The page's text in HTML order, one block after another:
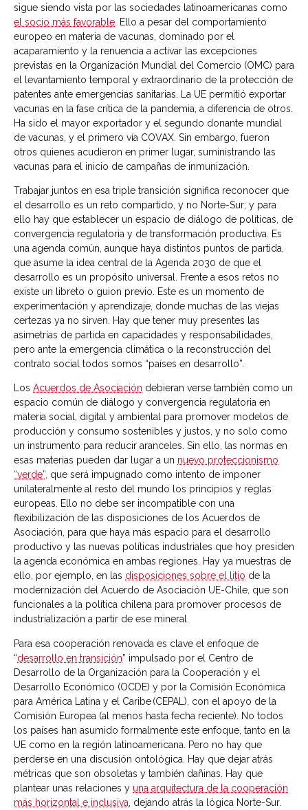
sigue siendo vista por las sociedades latinoamericanas como
el socio más favorable . Ello a pesar del comportamiento
europeo en materia de vacunas, dominado por el
acaparamiento y la renuencia a activar las excepciones
previstas en la Organización Mundial del Comercio (OMC) para
el levantamiento temporal y extraordinario de la protección de
patentes ante emergencias sanitarias. La UE permitió exportar
vacunas en la fase crítica de la pandemia, a diferencia de otros.
Ha sido el mayor exportador y el segundo donante mundial
de vacunas, y el primero vía COVAX. Sin embargo, fueron
otros quienes acudieron en primer lugar, suministrando las
vacunas para el inicio de campañas de inmunización.
Trabajar juntos en esa triple transición significa reconocer que
el desarrollo es un reto compartido, y no Norte-Sur; y para
ello hay que establecer un espacio de diálogo de políticas, de
convergencia regulatoria y de transformación productiva. Es
una agenda común, aunque haya distintos puntos de partida,
que asume la idea central de la Agenda 2030 de que el
desarrollo es un propósito universal. Frente a esos retos no
existe un libreto o guion previo. Este es un momento de
experimentación y aprendizaje, donde muchas de las viejas
certezas ya no sirven. Hay que tener muy presentes las
asimetrías de partida en capacidades y responsabilidades,
pero ante la emergencia climática o la reconstrucción del
contrato social todos somos “países en desarrollo”.
Los Acuerdos de Asociación debieran verse también como un
espacio común de diálogo y convergencia regulatoria en
materia social, digital y ambiental para promover modelos de
producción y consumo sostenibles y justos, y no solo como
un instrumento para reducir aranceles. Sin ello, las normas en
esas materias pueden dar lugar a un nuevo proteccionismo
“verde”, que será impugnado como intento de imponer
unilateralmente al resto del mundo los principios y reglas
europeas. Ello no debe ser incompatible con una
flexibilización de las disposiciones de los Acuerdos de
Asociación, para que haya más espacio para el desarrollo
productivo y las nuevas políticas industriales que hoy presiden
la agenda económica en ambas regiones. Hay ya muestras de
ello, por ejemplo, en las disposiciones sobre el litio de la
modernización del Acuerdo de Asociación UE-Chile, que son
funcionales a la política chilena para promover procesos de
industrialización a partir de ese mineral.
Para esa cooperación renovada es clave el enfoque de
“desarrollo en transición” impulsado por el Centro de
Desarrollo de la Organización para la Cooperación y el
Desarrollo Económico (OCDE) y por la Comisión Económica
para América Latina y el Caribe (CEPAL), con el apoyo de la
Comisión Europea (al menos hasta fecha reciente). No todos
los países han asumido formalmente este enfoque, tanto en la
UE como en la región latinoamericana. Pero no hay que
perderse en una discusión ontológica. Hay que dejar atrás
métricas que son obsoletas y también dañinas. Hay que
plantear unas relaciones y una arquitectura de la cooperación
más horizontal e inclusiva , dejando atrás la lógica Norte-Sur.